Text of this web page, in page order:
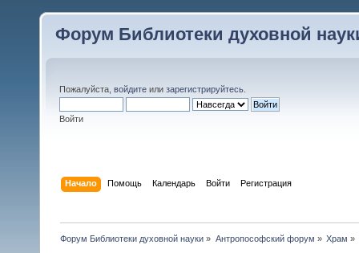
Форум Библиотеки духовной
Пожалуйста, войдите или зарегистрируйтесь
Войти
Начало Помощь Календарь Войти Регистрация
Форум Библиотеки духовной науки » Антропософский форум » Храм »